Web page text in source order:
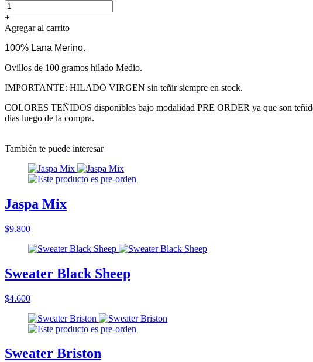
+
Agregar al carrito
100% Lana Merino.
Ovillos de 100 gramos hilado Medio.
IMPORTANTE: HILADO VIRGEN sin teñir siempre en stock.
COLORES TEÑIDOS disponibles bajo modalidad PRE ORDER ya que son
dias luego de la compra.
También te puede interesar
Jaspa Mix
$9.800
Sweater Black Sheep
$4.600
Sweater Briston